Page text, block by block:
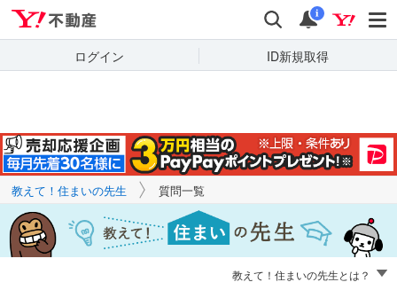
検索 通知
i
ログイン ID新規取得
キーワードで
質問を探す
教えて！住まいの先生 質問一覧
教えて！住まいの先生とは？